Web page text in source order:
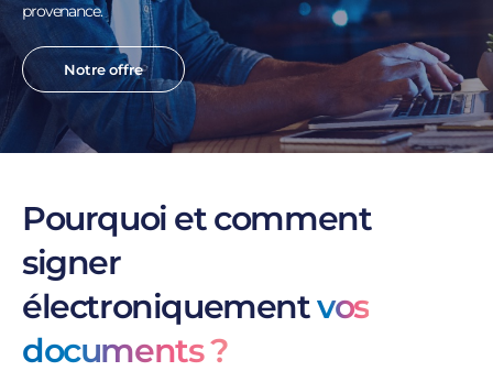
provenance.
Notre offre
Pourquoi et comment
signer
électroniquementvos
documents ?